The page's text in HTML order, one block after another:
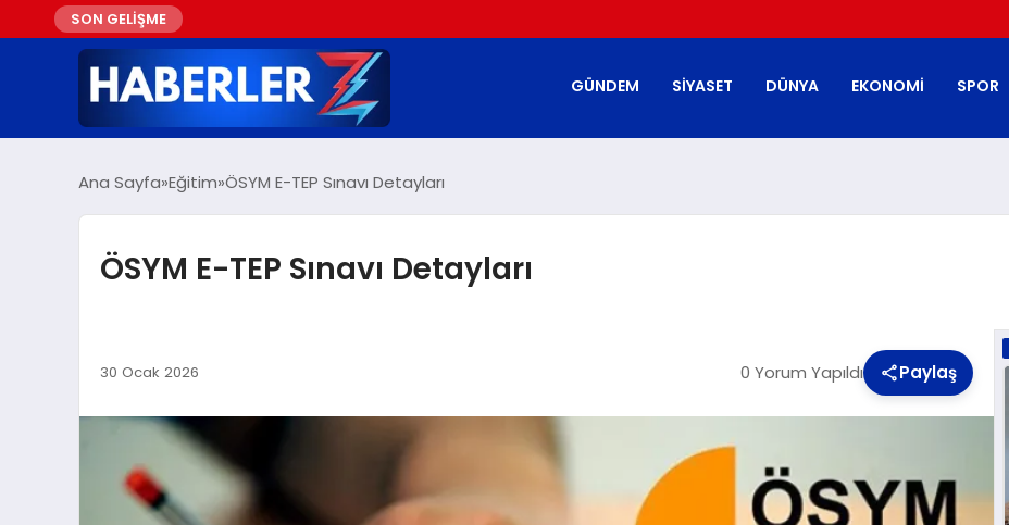
SON GELİŞME
GÜNDEM SIYASET DÜNYA EKONOMI SPOR
Ana Sayfa Eğitim ÖSYM E-TEP Sınavı Detayları
ÖSYM E-TEP Sınavı Detayları
30 Ocak 2026 0 Yorum Yapıldı Paylaş